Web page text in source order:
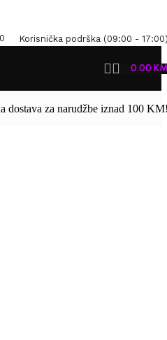
Korisnička podrška (09:00 -
0.00
dostava za narudžbe iznad 100